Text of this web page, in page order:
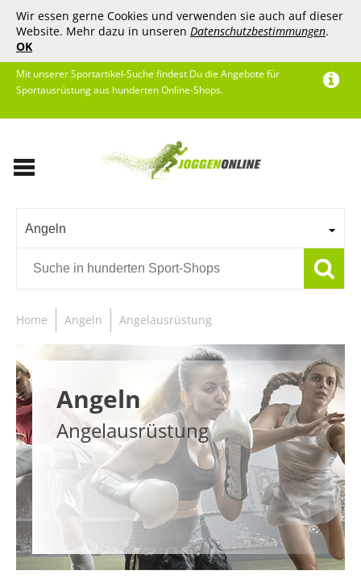
Wir essen gerne Cookies und verwenden sie auch auf dieser
Website. Mehr dazu in unseren Datenschutzbestimmungen.
OK
Mit unserer Sportartikel-Suche findest Du die Angebote für
Sportausrüstung aus hunderten Online-Shops.
Angeln
Home Angeln Angelausrüstung
Angeln
Angelausrüstung